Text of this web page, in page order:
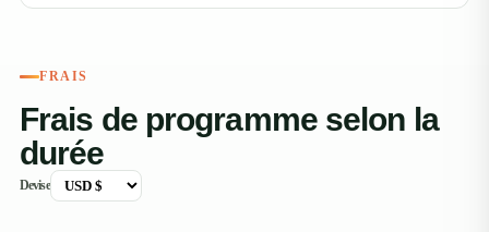
FRAIS
Frais de programme selon la
durée
Devise